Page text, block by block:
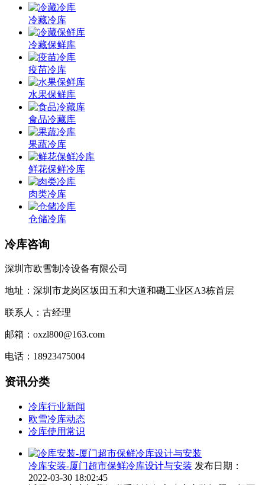
冷藏冷库
冷藏保鲜库
疫苗冷库
水果保鲜库
食品冷藏库
果蔬冷库
鲜花保鲜冷库
肉类冷库
仓储冷库
冷库咨询
深圳市欧雪制冷设备有限公司
地址：深圳市龙岗区坂田五和大道和磡工业区A3栋首层
联系人：古经理
邮箱：oxzl800@163.com
电话：18923475004
资讯分类
冷库行业新闻
欧雪冷库动态
冷库使用常识
冷库安装-厦门超市保鲜冷库设计与安装 发布日期：
2022-03-30 18:02:45